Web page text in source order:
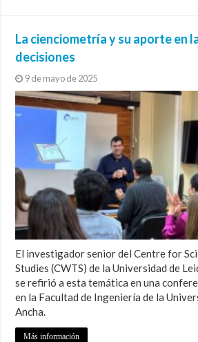
La cienciometría y su aporte en
decisiones
9 de mayo de 2025
El investigador senior del Centre for
Studies (CWTS) de la Universidad de
se refirió a esta temática en una
en la Facultad de Ingeniería de la
Ancha.
Más información